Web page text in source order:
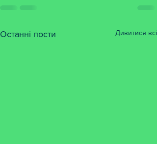
Останні пости Дивитися всі